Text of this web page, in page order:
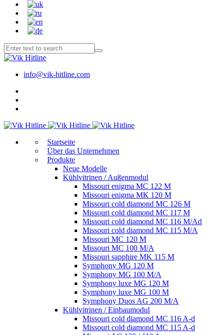
info@vik-hitline.com
Start­sei­te
Über das Unternehmen
Produkte
Neue Modelle
Kühlvitrinen / Außenmodul
Missouri enigma MC 122 M
Missouri enigma MK 120 M
Missouri cold diamond MC 126 M
Missouri cold diamond MC 117 M
Missouri cold diamond MC 116 M/Ad
Missouri cold diamond MC 115 M/A
Missouri MC 120 M
Missouri MC 100 M/A
Missouri sapphire MK 115 M
Symphony MG 120 M
Symphony MG 100 M/А
Symphony luxe MG 120 M
Symphony luxe MG 100 M
Symphony Duos AG 200 M/A
Kühlvitrinen / Einbaumodul
Missouri cold diamond MC 116 A-d
Missouri cold diamond MC 115 A-d